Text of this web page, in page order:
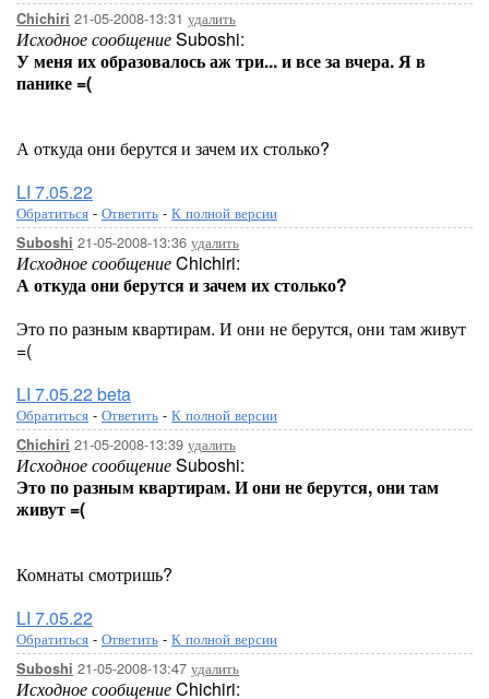
Chichiri 21-05-2008-13:31 удалить
Исходное сообщениеSuboshi:
У меня их образовалось аж три... и все за вчера. Я в
панике =(
А откуда они берутся и зачем их столько?
LI 7.05.22
Обратиться - Ответить - К полной версии
Suboshi 21-05-2008-13:36 удалить
Исходное сообщениеChichiri:
А откуда они берутся и зачем их столько?
Это по разным квартирам. И они не берутся, они там живут
=(
LI 7.05.22 beta
Обратиться - Ответить - К полной версии
Chichiri 21-05-2008-13:39 удалить
Исходное сообщениеSuboshi:
Это по разным квартирам. И они не берутся, они там
живут =(
Комнаты смотришь?
LI 7.05.22
Обратиться - Ответить - К полной версии
Suboshi 21-05-2008-13:47 удалить
Исходное сообщениеChichiri: